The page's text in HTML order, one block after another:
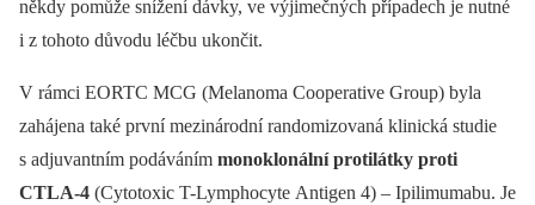
někdy pomůže snížení dávky, ve výjimečných případech je nutné
i z tohoto důvodu léčbu ukončit.
V rámci EORTC MCG (Melanoma Cooperative Group) byla
zahájena také první mezinárodní randomizovaná klinická studie
s adjuvantním podáváním monoklonální protilátky proti
CTLA-4 (Cytotoxic T-Lymphocyte Antigen 4) –⁠ Ipilimumabu. Je